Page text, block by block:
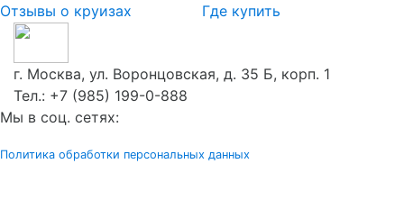
Отзывы о круизах
Где купить
г. Москва, ул. Воронцовская, д. 35 Б, корп. 1
Тел.: +7 (985) 199-0-888
Мы в соц. сетях:
Политика обработки персональных данных